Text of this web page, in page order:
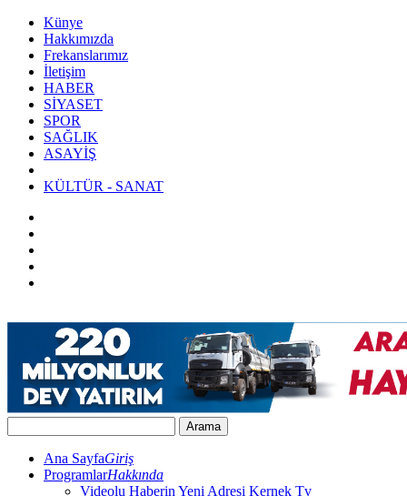
Künye
Hakkımızda
Frekanslarımız
İletişim
HABER
SİYASET
SPOR
SAĞLIK
ASAYİŞ
KÜLTÜR - SANAT
Ana SayfaGiriş
ProgramlarHakkında
Videolu Haberin Yeni Adresi Kernek Tv